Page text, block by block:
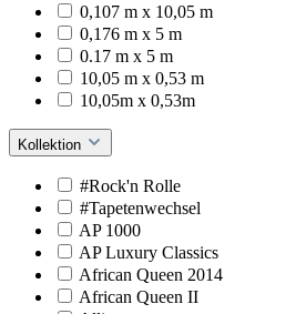
0,107 m x 10,05 m
0,176 m x 5 m
0.17 m x 5 m
10,05 m x 0,53 m
10,05m x 0,53m
Kollektion
#Rock'n Rolle
#Tapetenwechsel
AP 1000
AP Luxury Classics
African Queen 2014
African Queen II